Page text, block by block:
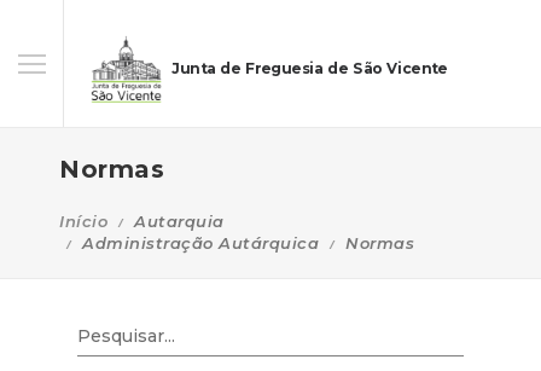
Junta de Freguesia de São Vicente
Normas
Início
Autarquia
Administração Autárquica
Normas